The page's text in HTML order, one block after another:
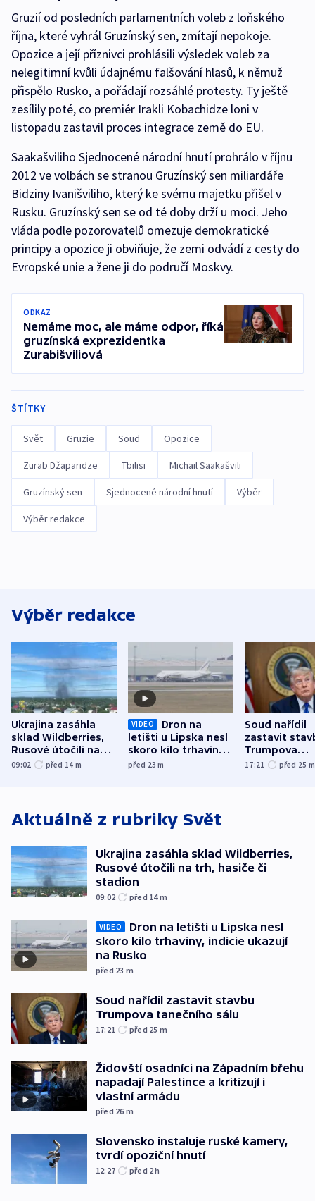
Gruzií od posledních parlamentních voleb z loňského
října, které vyhrál Gruzínský sen, zmítají nepokoje.
Opozice a její příznivci prohlásili výsledek voleb za
nelegitimní kvůli údajnému falšování hlasů, k němuž
přispělo Rusko, a pořádají rozsáhlé protesty. Ty ještě
zesílily poté, co premiér Irakli Kobachidze loni v
listopadu zastavil proces integrace země do EU.
Saakašviliho Sjednocené národní hnutí prohrálo v říjnu
2012 ve volbách se stranou Gruzínský sen miliardáře
Bidziny Ivanišviliho, který ke svému majetku přišel v
Rusku. Gruzínský sen se od té doby drží u moci. Jeho
vláda podle pozorovatelů omezuje demokratické
principy a opozice ji obviňuje, že zemi odvádí z cesty do
Evropské unie a žene ji do područí Moskvy.
ODKAZ
Nemáme moc, ale máme odpor, říká
gruzínská exprezidentka
Zurabišviliová
ŠTÍTKY
Svět Gruzie Soud Opozice
Zurab Džaparidze Tbilisi Michail Saakašvili
Gruzínský sen Sjednocené národní hnutí Výběr
Výběr redakce
Výběr redakce
Ukrajina zasáhla
sklad Wildberries,
Rusové útočili na
trh, hasiče či
09:02 před 14 m
VIDEO
Dron na
letišti u Lipska nesl
skoro kilo trhaviny,
indicie ukazují na
před 23m
Soud nařídil
zastavit
Trumpova
tanečního
17:21 před 25 m
Aktuálně z rubriky Svět
Ukrajina zasáhla sklad Wildberries,
Rusové útočili na trh, hasiče či
stadion
09:02 před 14m
VIDEO
Dron na letišti u Lipska nesl
skoro kilo trhaviny, indicie ukazují
na Rusko
před 23 m
Soud nařídil zastavit stavbu
Trumpova tanečního sálu
17:21 před 25 m
Židovští osadníci na Západním břehu
napadají Palestince a kritizují i
vlastní armádu
před 26 m
Slovensko instaluje ruské kamery,
tvrdí opoziční hnutí
12:27 před 2h